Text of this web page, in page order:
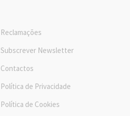
Reclamações
Subscrever Newsletter
Contactos
Política de Privacidade
Política de Cookies